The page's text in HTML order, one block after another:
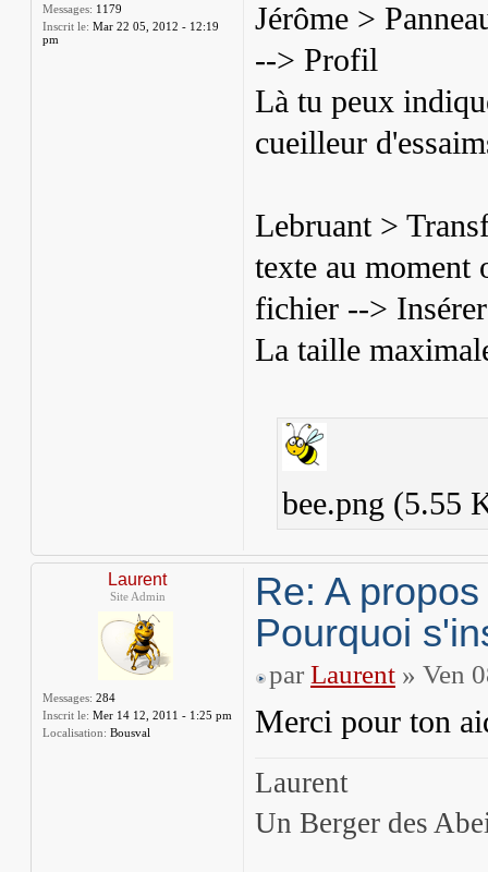
Messages: 1179
Inscrit le: Mar 22 05, 2012 - 12:19
pm
Jérôme >
--> Profil
Là tu peux
cueilleur
Lebruant >
texte au
fichier -->
La taille
bee.png (5.55
Laurent
Site Admin
Messages: 284
Inscrit le: Mer 14 12, 2011 - 1:25 pm
Localisation: Bousval
Re: A
Pourquoi
par Laurent » Ven
Merci pour ton
Laurent
Un Berger des